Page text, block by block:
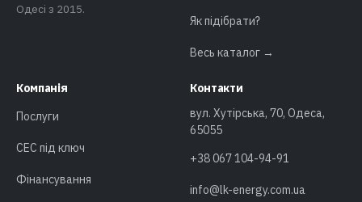
Одесі з 2015.
Як підібрати?
Весь каталог →
Компанія
Послуги
СЕС під ключ
Фінансування
Контакти
вул. Хутірська, 70, Одеса,
65055
+38 067 104-94-91
info@lk-energy.com.ua